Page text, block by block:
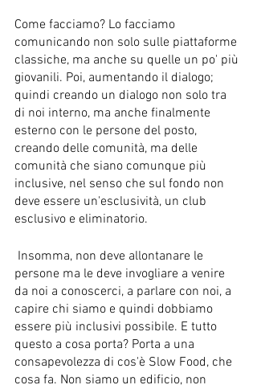
Come facciamo? Lo facciamo
comunicando non solo sulle piattaforme
classiche, ma anche su quelle un po' più
giovanili. Poi, aumentando il dialogo;
quindi creando un dialogo non solo tra
di noi interno, ma anche finalmente
esterno con le persone del posto,
creando delle comunità, ma delle
comunità che siano comunque più
inclusive, nel senso che sul fondo non
deve essere un'esclusività, un club
esclusivo e eliminatorio.
persone ma le deve invogliare a venire
da noi a conoscerci, a parlare con noi, a
capire chi siamo e quindi dobbiamo
essere più inclusivi possibile. E tutto
questo a cosa porta? Porta a una
consapevolezza di cos'è Slow Food, che
cosa fa. Non siamo un edificio, non